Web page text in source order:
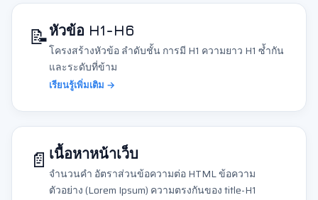
📝หัวข้อ H1-H6
โครงสร้างหัวข้อ ลำดับชั้น การมี H1 ความยาว H1 ซ้ำกัน
และระดับที่ข้าม
เรียนรู้เพิ่มเติม →
📄 เนื้อหาหน้าเว็บ
จำนวนคำ อัตราส่วนข้อความต่อ HTML ข้อความ
ตัวอย่าง (Lorem Ipsum) ความตรงกันของ title-H1